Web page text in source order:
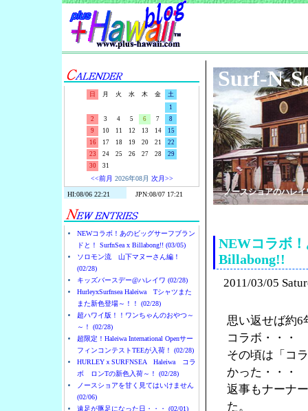
日 月 火 水 木 金
土
1
2
3 4 5 6 7
8
9
10 11 12 13 14
15
16
17 18 19 20 21
22
23
24 25 26 27 28
29
30
31
<<前月 2026年08月 次月>>
NEWコラボ！あのビッグサーフブラン
ドと！ SurfnSea x Billabong!! (03/05)
ソロモン流 山下マヌーさん編！
(02/28)
キッズバースデー@ハレイワ (02/28)
HurleyxSurfnsea Haleiwa Tシャツまた
また新色登場～！！ (02/28)
超ハワイ版！！ワンちゃんのおやつ～
～！ (02/28)
超限定！Haleiwa International Openサー
フィンコンテストTEEが入荷！ (02/28)
HURLEYｘSURFNSEA Haleiwa コラ
ボ ロンTの新色入荷～！ (02/28)
ノースショアを甘く見てはいけません
(02/06)
遠足が豚足になった日・・・ (02/01)
Surf-N-
ノースショアのハレ
NEWコラボ
Billabong!!
2011/03/05
思い返せば約6
コラボ・・・
その頃は「コ
かった・・・
返事もナーナ
た。